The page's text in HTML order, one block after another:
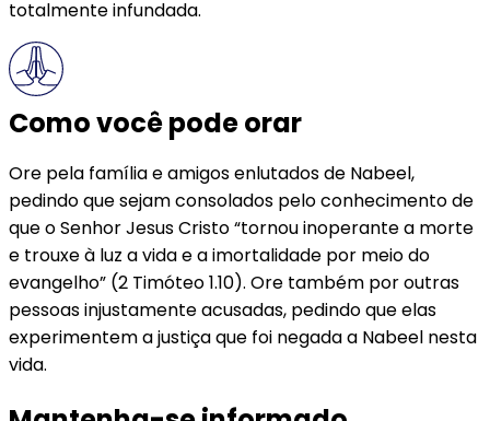
totalmente infundada.
Como você pode orar
Ore pela família e amigos enlutados de Nabeel,
pedindo que sejam consolados pelo conhecimento de
que o Senhor Jesus Cristo “tornou inoperante a morte
e trouxe à luz a vida e a imortalidade por meio do
evangelho” (2 Timóteo 1.10). Ore também por outras
pessoas injustamente acusadas, pedindo que elas
experimentem a justiça que foi negada a Nabeel nesta
vida.